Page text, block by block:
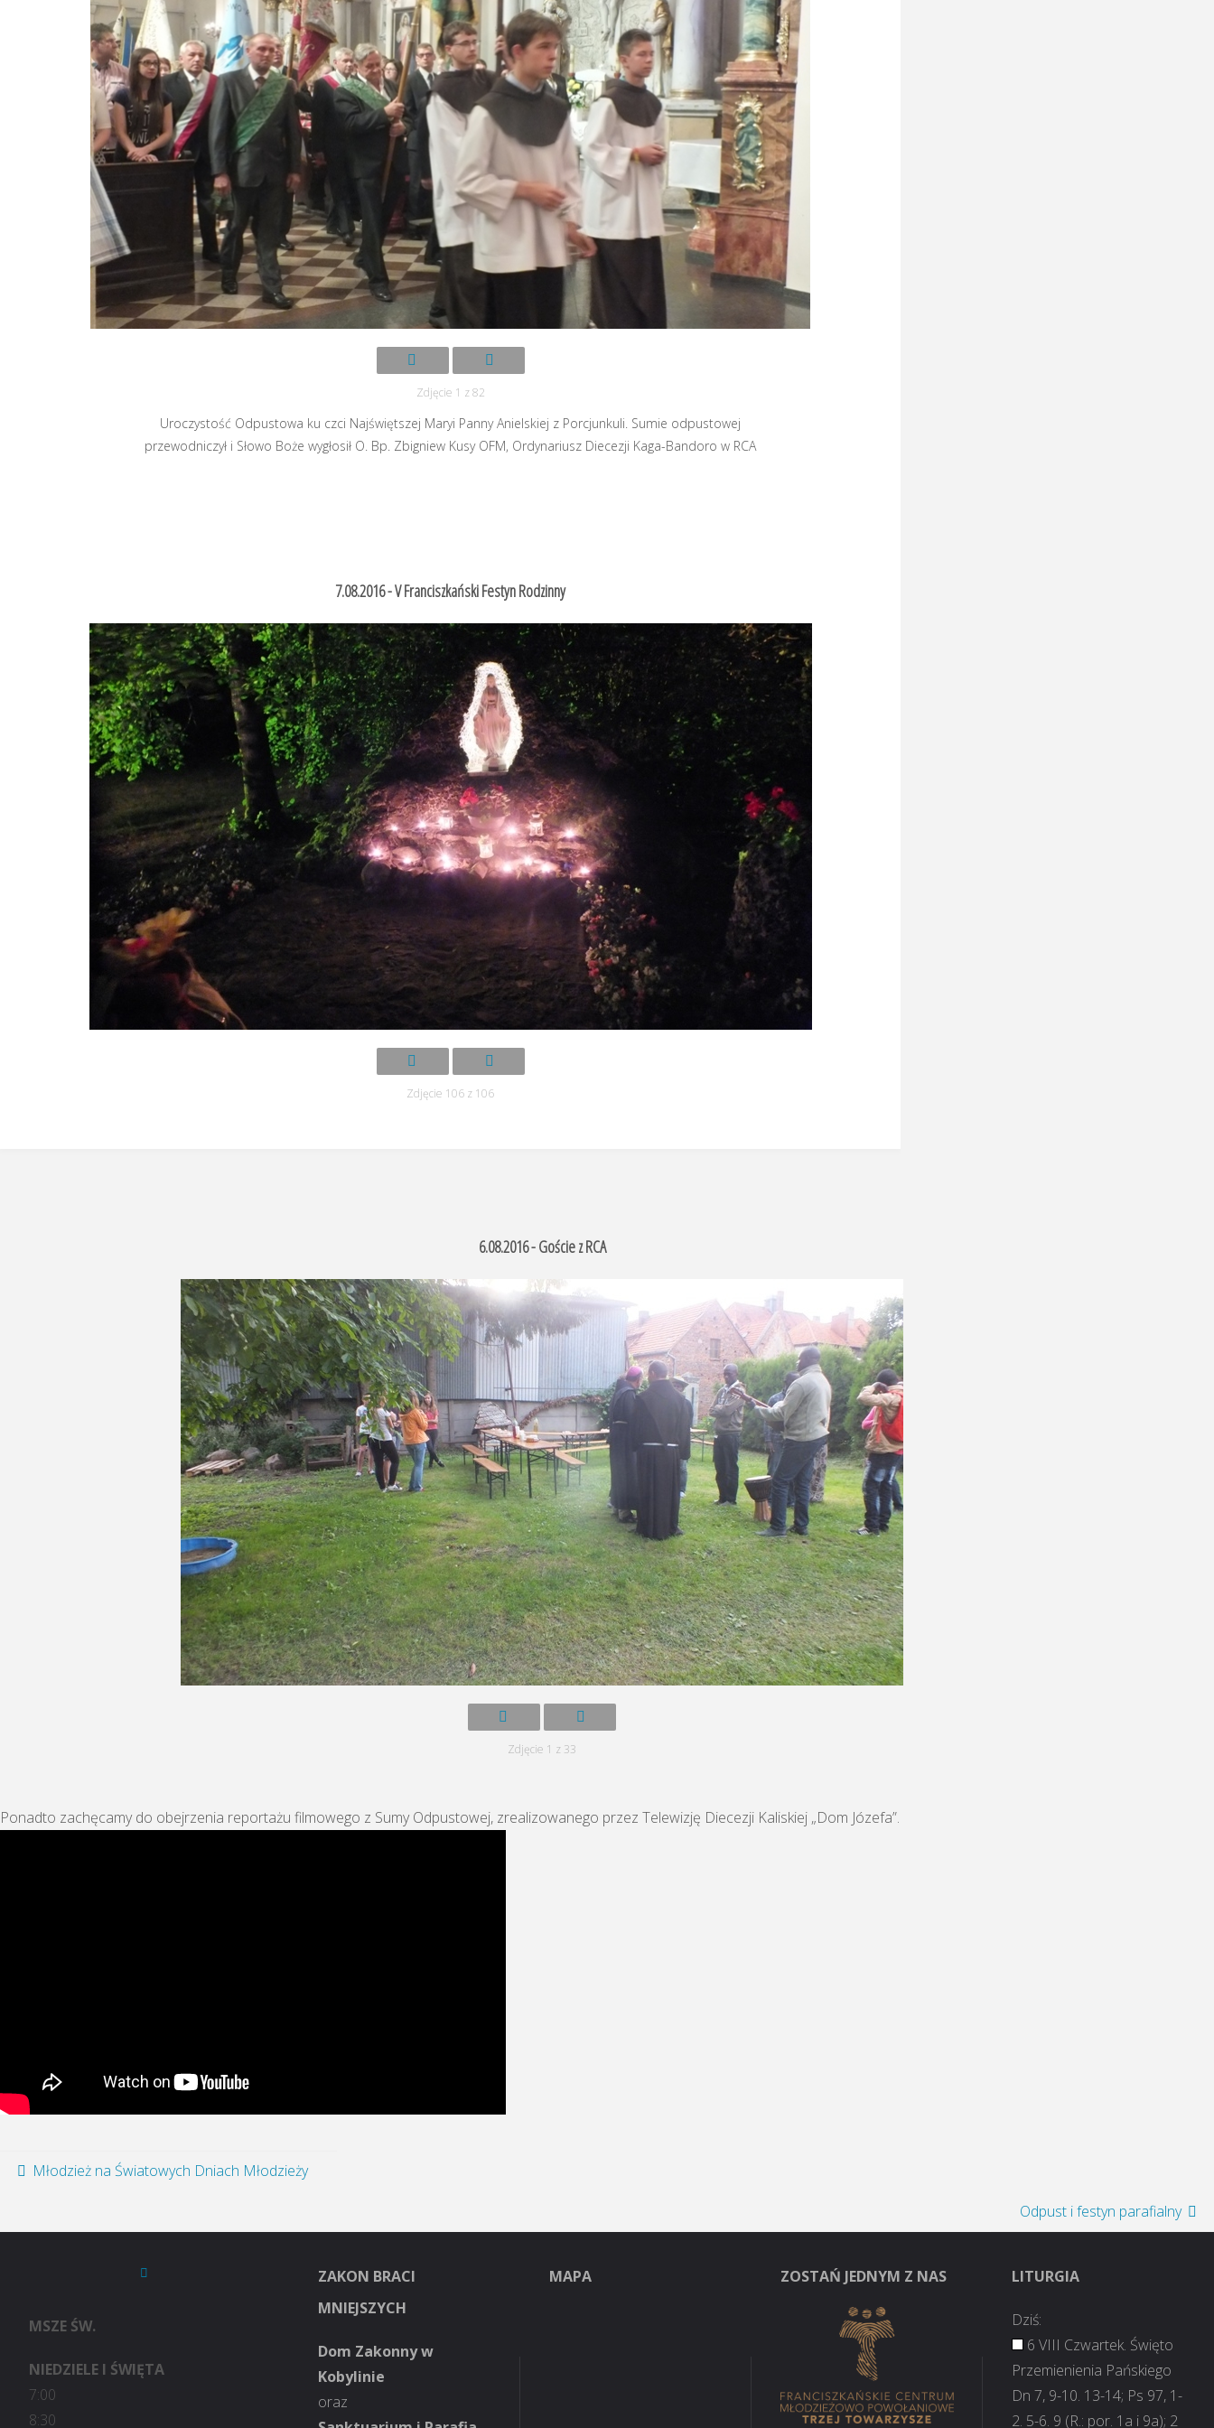
Zdjęcie 1 z 82
Uroczystość Odpustowa ku czci Najświętszej Maryi Panny Anielskiej z Porcjunkuli. Sumie odpustowej
przewodniczył i Słowo Boże wygłosił O. Bp. Zbigniew Kusy OFM, Ordynariusz Diecezji Kaga-Bandoro w RCA
7.08.2016 - V Franciszkański Festyn Rodzinny
Zdjęcie 106 z 106
6.08.2016 - Goście z RCA
Zdjęcie 1 z 33
Ponadto zachęcamy do obejrzenia reportażu filmowego z Sumy Odpustowej, zrealizowanego przez Telewizję Diecezji Kaliskiej „Dom Józefa”.
Młodzież na Światowych Dniach Młodzieży
Odpust i festyn parafialny
MSZE ŚW.
NIEDZIELE I ŚWIĘTA
7:00
8:30
ZAKON BRACI
MNIEJSZYCH
Dom Zakonny w
Kobylinie
oraz
MAPA ZOSTAŃ JEDNYM Z NAS LITURGIA
Dziś:
6 VIII Czwartek. Święto
Przemienienia Pańskiego
Dn 7, 9-10. 13-14; Ps 97, 1-
2. 5-6. 9 (R.: por. 1a i 9a); 2